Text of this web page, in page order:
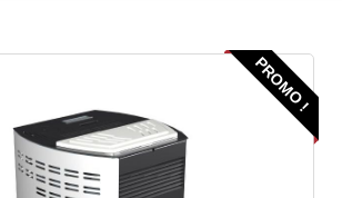
PROMO !